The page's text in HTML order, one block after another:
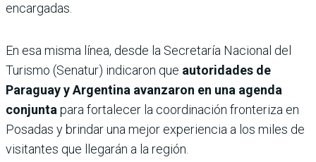
encargadas.
En esa misma línea, desde la Secretaría Nacional del
Turismo (Senatur) indicaron que autoridades de
Paraguay y Argentina avanzaron en una agenda
conjuntapara fortalecer la coordinación fronteriza en
Posadas y brindar una mejor experiencia a los miles de
visitantes que llegarán a la región.